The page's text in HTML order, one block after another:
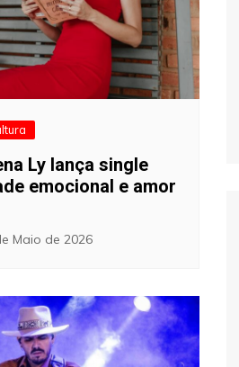
Ly lança single
emocional e amor
Maio de 2026